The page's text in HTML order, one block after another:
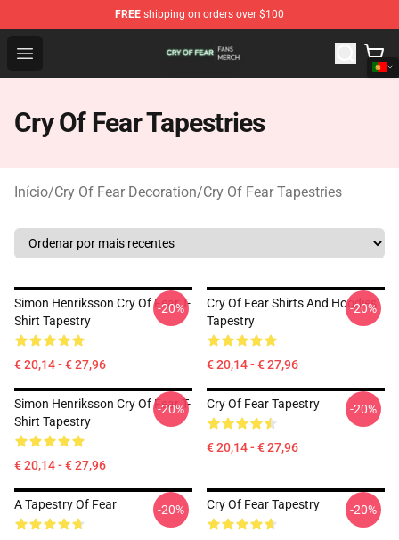
FREE shipping on orders over $100
Open menu
Cry Of Fear Shop - Official Cry Of Fear Merchandise Store
Cry Of Fear Tapestries
Início/Cry Of Fear Decoration/Cry Of Fear Tapestries
Simon Henriksson Cry Of Fear T-
Shirt Tapestry
€ 20,14 - € 27,96
-20%
Cry Of Fear Shirts And Hoodies
Tapestry
€ 20,14 - € 27,96
-20%
Simon Henriksson Cry Of Fear T-
Shirt Tapestry
€ 20,14 - € 27,96
-20% Cry Of Fear Tapestry
€ 20,14 - € 27,96
-20%
A Tapestry Of Fear -20% Cry Of Fear Tapestry -20%